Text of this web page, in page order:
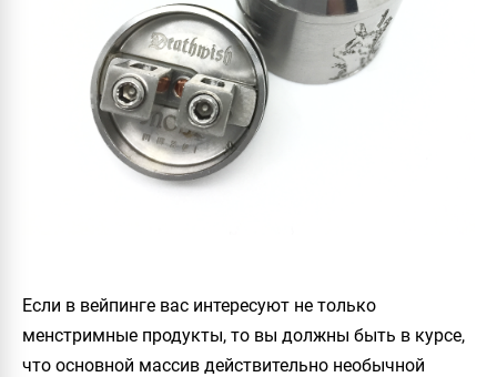
Если в вейпинге вас интересуют не только
менстримные продукты, то вы должны быть в курсе,
что основной массив действительно необычной